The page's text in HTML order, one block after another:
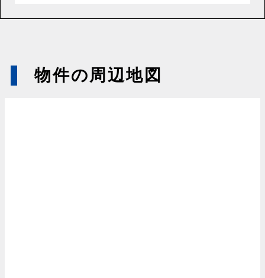
物件の周辺地図